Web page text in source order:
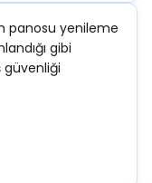
panosu yenileme
gibi
güvenliği